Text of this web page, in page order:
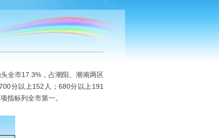
市17.3%，占潮阳、潮南两区
分以上152人；680分以上191
指标列全市第一。